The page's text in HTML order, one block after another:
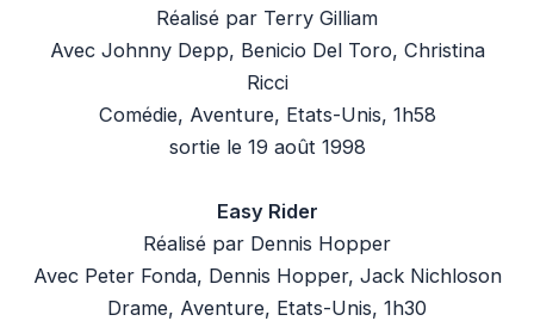
Réalisé par Terry Gilliam
AvecJohnny Depp, Benicio Del Toro, Christina
Ricci
Comédie, Aventure, Etats-Unis, 1h58
sortie le 19 août 1998
Easy Rider
Réalisé par Dennis Hopper
Avec Peter Fonda, Dennis Hopper, Jack Nichloson
Drame, Aventure, Etats-Unis, 1h30